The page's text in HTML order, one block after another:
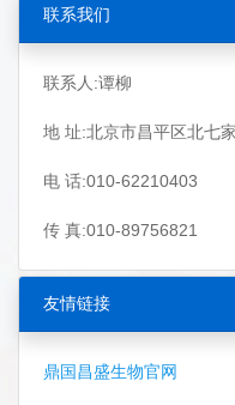
联系我们
联系人:谭柳
地 址:北京市昌平区北七
电 话:010-62210403
传 真:010-89756821
友情链接
鼎国昌盛生物官网